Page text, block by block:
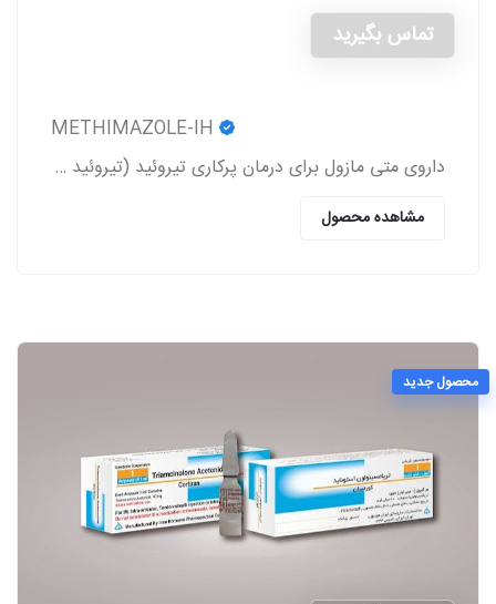
تماس بگیرید
داروی متی مازول برای درمان پرکاری تیروئید (تیروئید بیش از حد فعال) (Hyperthyroidism) به کار می‌رود.
مشاهده محصول
محصول جدید